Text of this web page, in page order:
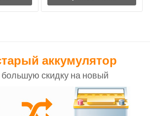
аккумулятор
большую скидку на новый